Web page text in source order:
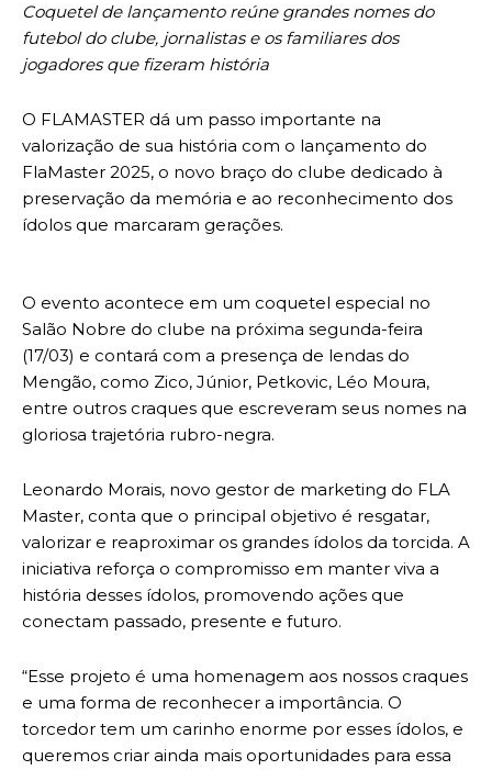
Coquetel de lançamento reúne grandes nomes do
futebol do clube, jornalistas e os familiares dos
jogadores que fizeram história
O FLAMASTER dá um passo importante na
valorização de sua história com o lançamento do
FlaMaster 2025, o novo braço do clube dedicado à
preservação da memória e ao reconhecimento dos
ídolos que marcaram gerações.
O evento acontece em um coquetel especial no
Salão Nobre do clube na próxima segunda-feira
(17/03) e contará com a presença de lendas do
Mengão, como Zico, Júnior, Petkovic, Léo Moura,
entre outros craques que escreveram seus nomes na
gloriosa trajetória rubro-negra.
Leonardo Morais, novo gestor de marketing do FLA
Master, conta que o principal objetivo é resgatar,
valorizar e reaproximar os grandes ídolos da torcida. A
iniciativa reforça o compromisso em manter viva a
história desses ídolos, promovendo ações que
conectam passado, presente e futuro.
“Esse projeto é uma homenagem aos nossos craques
e uma forma de reconhecer a importância. O
torcedor tem um carinho enorme por esses ídolos, e
queremos criar ainda mais oportunidades para essa